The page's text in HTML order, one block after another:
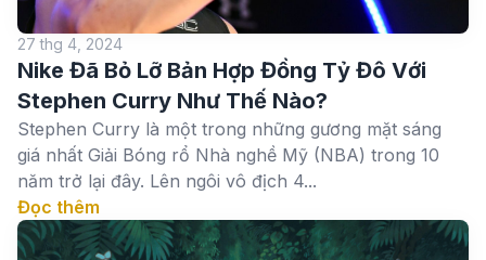
27 thg 4, 2024
Nike Đã Bỏ Lỡ Bản Hợp Đồng Tỷ Đô Với
Stephen Curry Như Thế Nào?
Stephen Curry là một trong những gương mặt sáng
giá nhất Giải Bóng rổ Nhà nghề Mỹ (NBA) trong 10
năm trở lại đây. Lên ngôi vô địch 4...
Đọc thêm